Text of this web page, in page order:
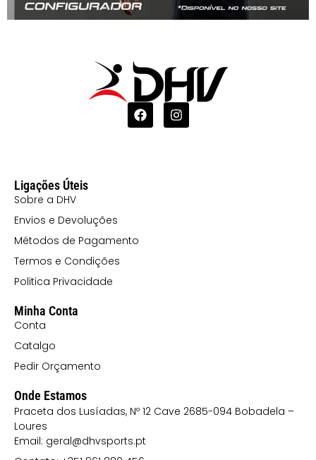
Ligações Úteis
Sobre a DHV
Envios e Devoluções
Métodos de Pagamento
Termos e Condições
Politica Privacidade
Minha Conta
Conta
Catalgo
Pedir Orçamento
Onde Estamos
Praceta dos Lusíadas, Nº 12 Cave 2685-094 Bobadela –
Loures
Email: geral@dhvsports.pt